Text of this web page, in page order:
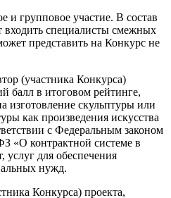
и групповое участие. В состав
входить специалисты смежных
представить на Конкурс не
(участника Конкурса)
балл в итоговом рейтинге,
изготовление скульптуры или
как произведения искусства
с Федеральным законом
«О контрактной системе в
услуг для обеспечения
нужд.
Конкурса) проекта,